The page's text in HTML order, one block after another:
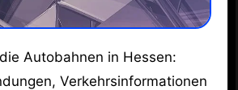
Verkehrsinformationen